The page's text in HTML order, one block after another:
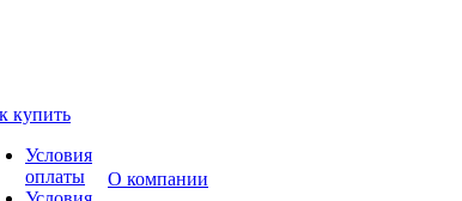
купить
Условия
оплаты
О компании